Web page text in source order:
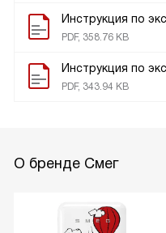
Инструкция по
PDF, 358.76 KB
Инструкция по
PDF, 343.94 KB
О бренде Смег